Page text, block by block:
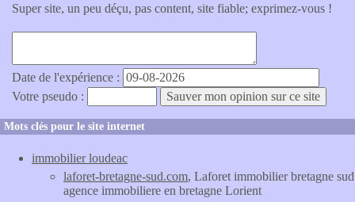
Super site, un peu déçu, pas content, site fiable; exprimez-vous !
Date de l'expérience :
Votre pseudo :
Mots clés pour le site internet
immobilier loudeac
laforet-bretagne-sud.com, Laforet immobilier bretagne sud
agence immobiliere en bretagne Lorient